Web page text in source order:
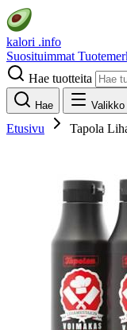
kalori .info
Suosituimmat
Hae tuotteita
Hae Valikko
Etusivu Tapola